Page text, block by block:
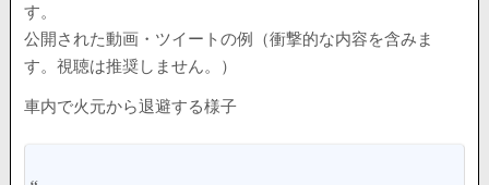
す。
公開された動画・ツイートの例（衝撃的な内容を含みま
す。視聴は推奨しません。）
車内で火元から退避する様子